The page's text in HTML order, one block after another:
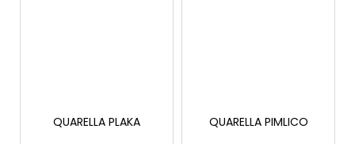
QUARELLA PLAKA
QUARELLA PIMLICO